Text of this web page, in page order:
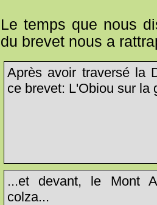
Le temps que nous
du brevet nous a
Après avoir traversé la
ce brevet: L'Obiou sur la
...et devant, le Mont
colza...